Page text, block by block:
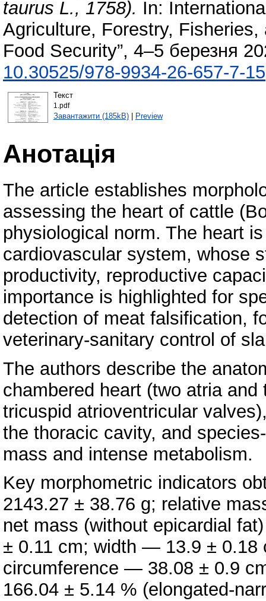
taurus L., 1758). In:
Agriculture, Forestry,
Food Security”, 4–5 березня
10.30525/978-9934-26-657-7-15
Текст
1.pdf
Завантажити (185kB)| Preview
Анотація
The article establishes
assessing the heart of cattle
physiological norm. The heart
cardiovascular system, whose
productivity, reproductive
importance is highlighted for
detection of meat falsification,
veterinary-sanitary control of
The authors describe the
chambered heart (two atria
tricuspid atrioventricular
the thoracic cavity, and
mass and intense metabolism.
Key morphometric indicators
2143.27 ± 38.76 g; relative
net mass (without epicardial
± 0.11 cm; width — 13.9 ±
circumference — 38.08 ± 0.9
166.04 ± 5.14 % (elongated-